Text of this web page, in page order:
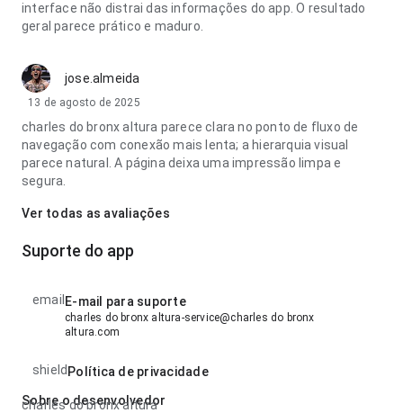
interface não distrai das informações do app. O resultado
geral parece prático e maduro.
jose.almeida
13 de agosto de 2025
charles do bronx altura parece clara no ponto de fluxo de
navegação com conexão mais lenta; a hierarquia visual
parece natural. A página deixa uma impressão limpa e
segura.
Ver todas as avaliações
Suporte do app
email E-mail para suporte
charles do bronx altura-service@charles do bronx
altura.com
shield Política de privacidade
Sobre o desenvolvedor
charles do bronx altura